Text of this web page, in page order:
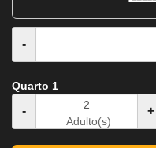
-
Quarto 1
-
Adulto(s)
+